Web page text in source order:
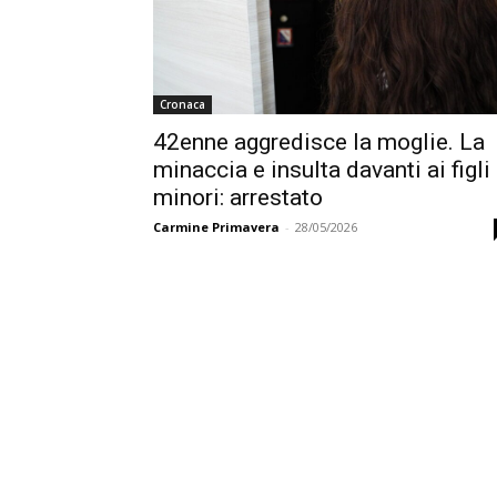
Cronaca
42enne aggredisce la moglie. La
minaccia e insulta davanti ai figli
minori: arrestato
Carmine Primavera - 28/05/2026